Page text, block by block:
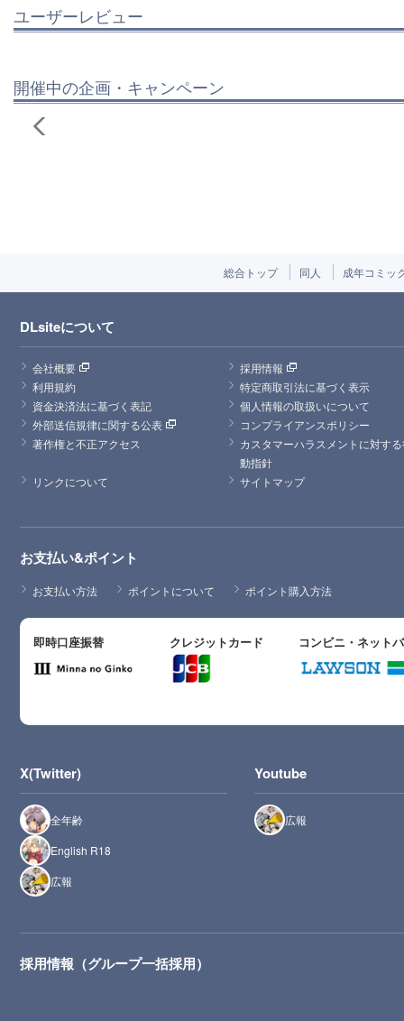
ユーザーレビュー
開催中の企画・キャンペーン
総合トップ 同人 成年コミッ
DLsiteについて
会社概要
採用情報
利用規約
特定商取引法に基づく表示
資金決済法に基づく表記
個人情報の取扱いについて
外部送信規律に関する公表
コンプライアンスポリシー
著作権と不正アクセス
カスタマーハラスメントに対す
動指針
リンクについて
サイトマップ
お支払い&ポイント
お支払い方法 ポイントについて ポイント購入方法
即時口座振替 クレジットカード コンビニ・ネット
X(Twitter)
全年齢
English R18
広報
Youtube
広報
採用情報（グループ一括採用）